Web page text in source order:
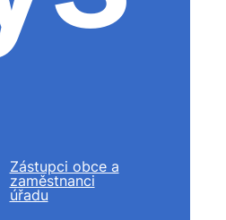
Zástupci obce a
zaměstnanci
úřadu